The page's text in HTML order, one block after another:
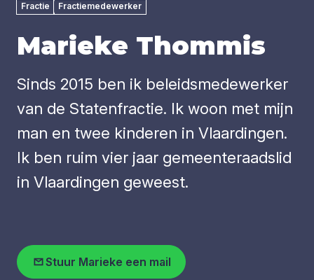
Fractie Fractiemedewerker
Marieke Thommis
Sinds 2015 ben ik beleidsmedewerker
van de Statenfractie. Ik woon met mijn
man en twee kinderen in Vlaardingen.
Ik ben ruim vier jaar gemeenteraadslid
in Vlaardingen geweest.
Stuur Marieke een mail